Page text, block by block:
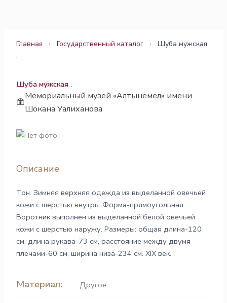
Главная › Государственный каталог ›
Шуба мужская
.
Шуба мужская .
Мемориальный музей «Алтынемел» имени
Шокана Уалиханова
Описание
Тон. Зимняя верхняя одежда из выделанной овечьей
кожи с шерстью внутрь. Форма-прямоугольная.
Воротник выполнен из выделанной белой овечьей
кожи с шерстью наружу. Размеры: общая длина-120
см, длина рукава-73 см, расстояние между двумя
плечами-60 см, ширина низа-234 см. XIX век.
Материал: Другое